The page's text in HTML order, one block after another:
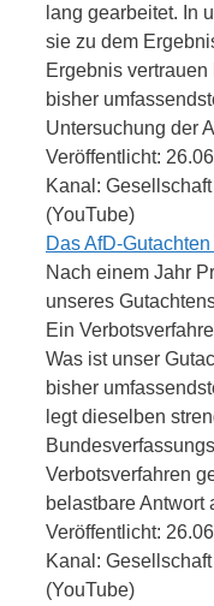
lang gearbeitet. In
sie zu dem
Ergebnis
bisher
Untersuchung der
Veröffentlicht:
Kanal:
(YouTube)
Das AfD-
Nach einem Jahr
unseres
Ein
Was ist unser
bisher
legt dieselben
Verbotsverfahren
belastbare Antwort
Veröffentlicht:
Kanal:
(YouTube)